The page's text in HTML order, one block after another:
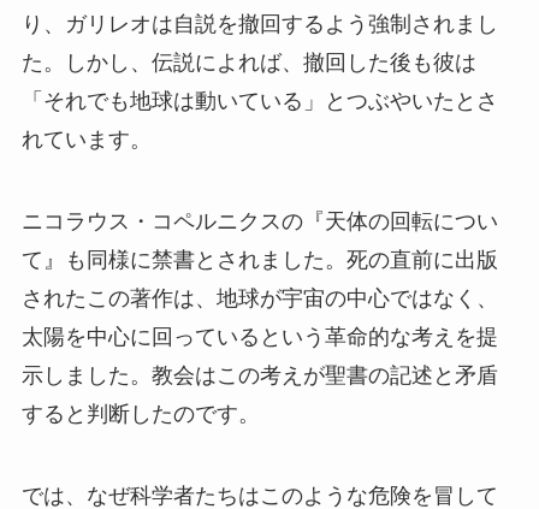
り、ガリレオは自説を撤回するよう強制されまし
た。しかし、伝説によれば、撤回した後も彼は
「それでも地球は動いている」とつぶやいたとさ
れています。
ニコラウス・コペルニクスの『天体の回転につい
て』も同様に禁書とされました。死の直前に出版
されたこの著作は、地球が宇宙の中心ではなく、
太陽を中心に回っているという革命的な考えを提
示しました。教会はこの考えが聖書の記述と矛盾
すると判断したのです。
では、なぜ科学者たちはこのような危険を冒して